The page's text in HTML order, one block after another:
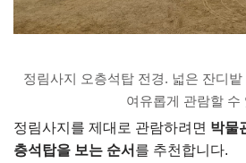
정림사지 오층석탑 전경. 넓은 잔디
여유롭게 관람할 수
정림사지를 제대로 관람하려면 박물
층석탑을 보는 순서 를 추천합니다.